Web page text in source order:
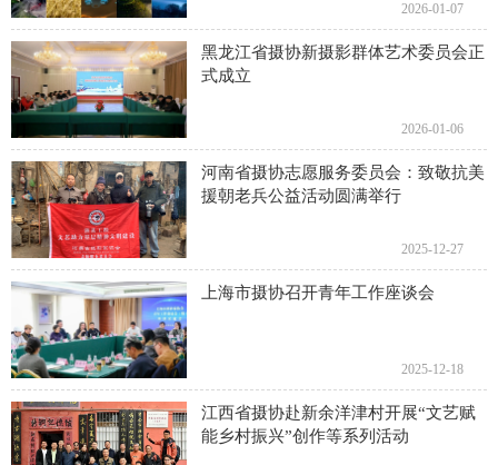
2026-01-07
黑龙江省摄协新摄影群体艺术委员会正
式成立
2026-01-06
河南省摄协志愿服务委员会：致敬抗美
援朝老兵公益活动圆满举行
2025-12-27
上海市摄协召开青年工作座谈会
2025-12-18
江西省摄协赴新余洋津村开展“文艺赋
能乡村振兴”创作等系列活动